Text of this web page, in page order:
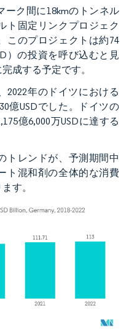
ーク間に18kmのトンネル
ト固定リンクプロジェク
このプロジェクトは約74
）の投資を呼び込むと見
成する予定です。
2022年のドイツにおける
億USDでした。ドイツの
億6,000万USDに達する
トレンドが、予測期間中
ト混和剤の全体的な消費
す。